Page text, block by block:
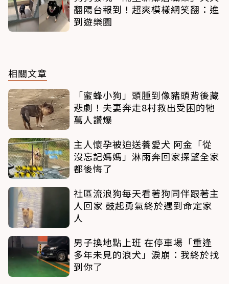
翻陽台報到！超爽模樣網笑翻：進
到遊樂園
相關文章
「蜜蜂小狗」頭腫到像豬頭背後藏
悲劇！夫妻奔走8村救出受困的牠
萬人讚爆
主人懷孕被迫送養愛犬 阿金「從
沒忘記媽媽」淋雨奔回家探望全家
都後悔了
社區流浪狗每天看著狗同伴跟著主
人回家 鼓起勇氣終於遇到命定家
人
男子換地點上班 在停車場「重逢
多年未見的浪犬」淚崩：我終於找
到你了